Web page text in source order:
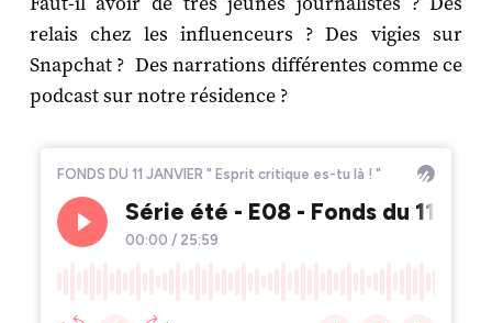
relais chez les influenceurs ? Des vigies sur
Snapchat ? Des narrations différentes comme ce
podcast sur notre résidence ?